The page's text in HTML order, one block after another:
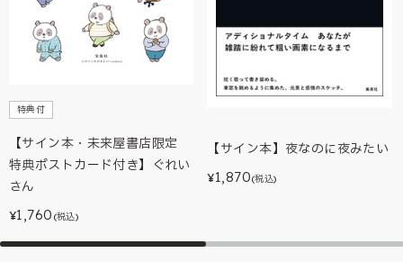
特典付
【サイン本・未来屋書店限定
特典ポストカード付き】ぐれい
さん
¥1,760 (税込)
【サイン本】夜なのに夜みたい
¥1,870(税込)